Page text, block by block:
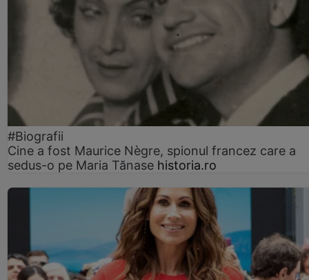
#Biografii
Cine a fost Maurice Nègre, spionul francez care a
sedus-o pe Maria Tănase historia.ro